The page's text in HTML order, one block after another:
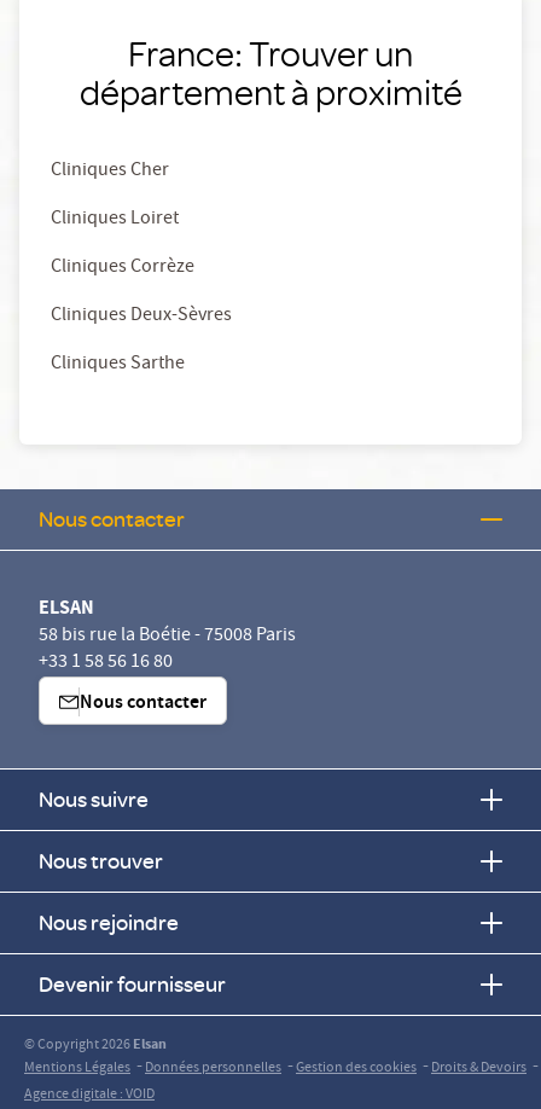
France: Trouver un
département à proximité
Cliniques Cher
Cliniques Loiret
Cliniques Corrèze
Cliniques Deux-Sèvres
Cliniques Sarthe
Nous contacter
ELSAN
58 bis rue la Boétie - 75008 Paris
+33 1 58 56 16 80
Nous contacter
Nous suivre
Nous trouver
Nous rejoindre
Devenir fournisseur
© Copyright 2026Elsan
Mentions Légales -Données personnelles -Gestion des cookies -Droits & Devoirs -
Agence digitale : VOID